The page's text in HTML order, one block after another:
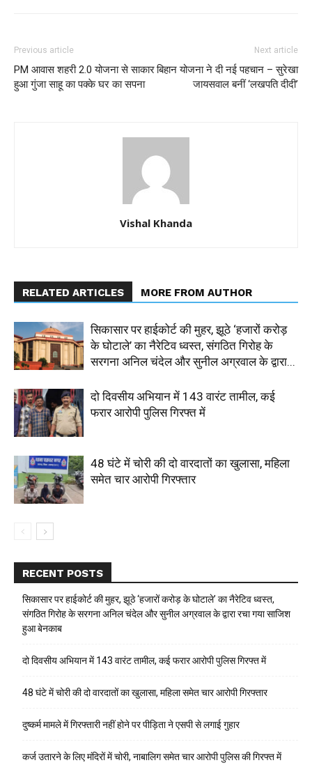
Previous article
PM आवास शहरी 2.0 योजना से साकार
हुआ गुंजा साहू का पक्के घर का सपना
Next article
बिहान योजना ने दी नई पहचान – सुरेखा
जायसवाल बनीं ‘लखपति दीदी’
Vishal Khanda
RELATED ARTICLES MORE FROM AUTHOR
सिकासार पर हाईकोर्ट की मुहर, झूठे ‘हजारों करोड़
के घोटाले’ का नैरेटिव ध्वस्त, संगठित गिरोह के
सरगना अनिल चंदेल और सुनील अग्रवाल के द्वारा...
दो दिवसीय अभियान में 143 वारंट तामील, कई
फरार आरोपी पुलिस गिरफ्त में
48 घंटे में चोरी की दो वारदातों का खुलासा, महिला
समेत चार आरोपी गिरफ्तार
RECENT POSTS
सिकासार पर हाईकोर्ट की मुहर, झूठे ‘हजारों करोड़ के घोटाले’ का नैरेटिव ध्वस्त,
संगठित गिरोह के सरगना अनिल चंदेल और सुनील अग्रवाल के द्वारा रचा गया साजिश
हुआ बेनकाब
दो दिवसीय अभियान में 143 वारंट तामील, कई फरार आरोपी पुलिस गिरफ्त में
48 घंटे में चोरी की दो वारदातों का खुलासा, महिला समेत चार आरोपी गिरफ्तार
दुष्कर्म मामले में गिरफ्तारी नहीं होने पर पीड़िता ने एसपी से लगाई गुहार
कर्ज उतारने के लिए मंदिरों में चोरी, नाबालिग समेत चार आरोपी पुलिस की गिरफ्त में